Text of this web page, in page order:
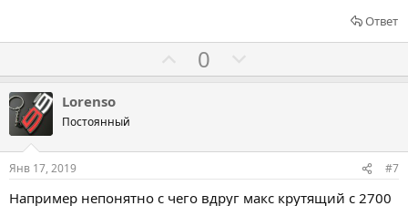
ь
з
ь
п
и
в
Ответ
о
с
в
0
о
с
в
Lorenso
Постоянный
Янв 17, 2019 #7
Например непонятно с чего вдруг макс крутящий с 2700